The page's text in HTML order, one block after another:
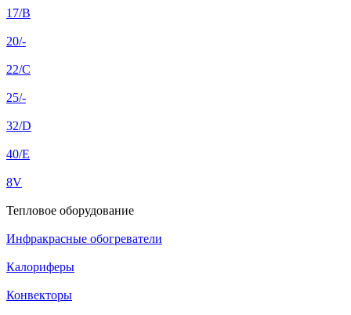
17/B
20/-
22/C
25/-
32/D
40/E
8V
Тепловое оборудование
Инфракрасные обогреватели
Калориферы
Конвекторы